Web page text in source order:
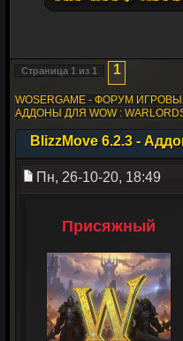
Страница 1 из 1 1
WOSERGAME - ФОРУМ
АДДОНЫ ДЛЯ WOW :
BlizzMove 6.2.3 -
Пн, 26-10-20, 18:49
Присяжный